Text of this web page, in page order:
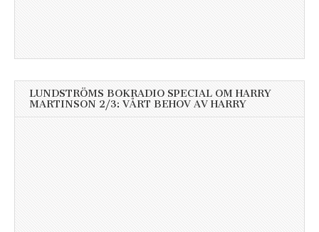
LUNDSTRÖMS BOKRADIO SPECIAL OM HARRY
MARTINSON 2/3: VÅRT BEHOV AV HARRY